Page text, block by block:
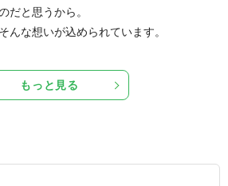
だと思うから。
んな想いが込められています。
もっと見る